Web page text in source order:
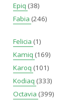
Epiq (38)
Fabia (246)
Felicia (1)
Kamiq (169)
Karoq (101)
Kodiaq (333)
Octavia (399)